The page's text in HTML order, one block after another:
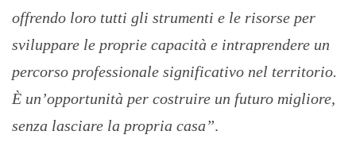
offrendo loro tutti gli strumenti e le risorse per
sviluppare le proprie capacità e intraprendere un
percorso professionale significativo nel territorio.
È un’opportunità per costruire un futuro migliore,
senza lasciare la propria casa”.